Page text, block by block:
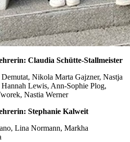
Claudia Schütte-Stallmeister
Nikola Marta Gajzner, Nastja
Lewis, Ann-Sophie Plog,
Nastia Werner
Stephanie Kalweit
Lina Normann, Markha